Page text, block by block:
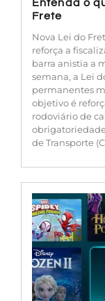
Entenda o
Frete
Nova Lei do
reforça a
barra anistia a
semana, a Lei
permanentes
objetivo é
rodoviário de
de Transporte